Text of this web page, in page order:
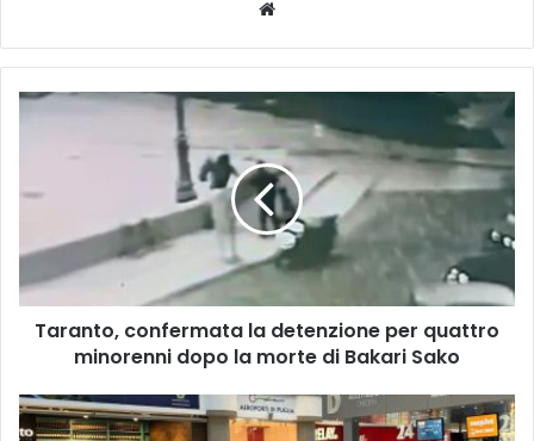
Taranto,
per
minorenni
dopo
la
morte
Sako
Taranto, confermata la detenzione per quattro
minorenni dopo la morte di Bakari Sako
Aeroporti
pugliesi,